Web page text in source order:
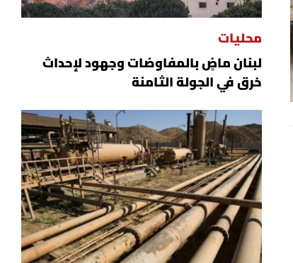
محليات
لبنان ماضٍ بالمفاوضات وجهود لإحداث
خرق في الجولة الثامنة